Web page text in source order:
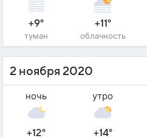
+9°
туман
+11°
облачность
2 ноября 2020
ночь
+12°
утро
+14°